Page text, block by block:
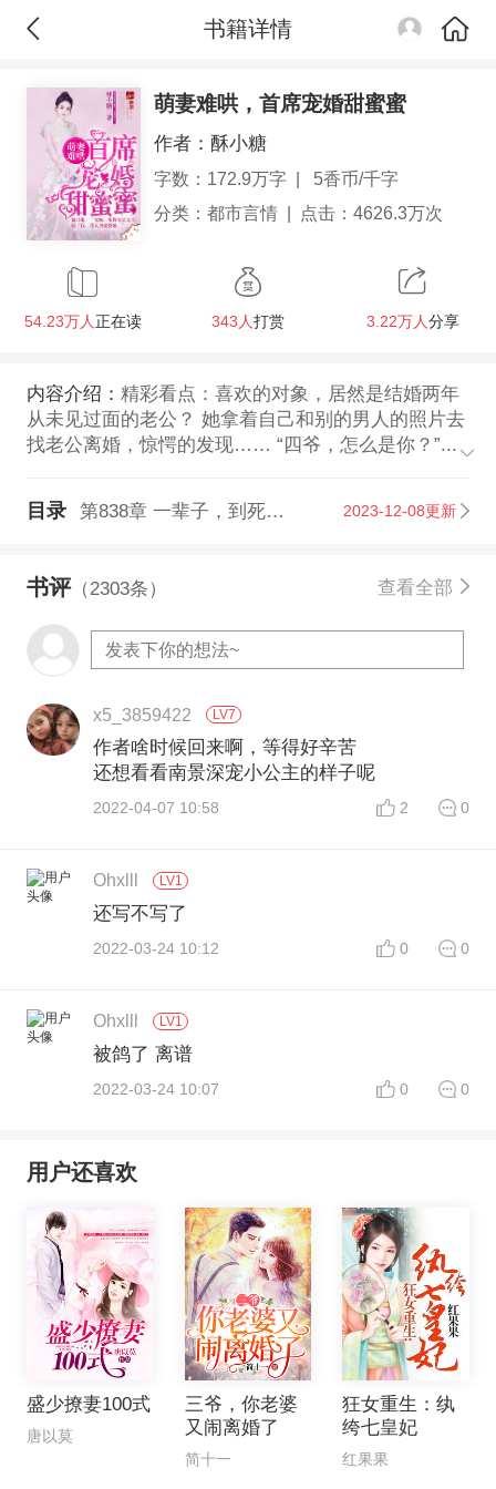
书籍详情
萌妻难哄，首席宠婚甜蜜蜜
作者： 酥小糖
字数：172.9万字
5香币/千字
分类： 都市言情 点击：4626.3万次
54.23万人正在读 343人打赏 3.22万人分享
内容介绍： 精彩看点：喜欢的对象，居然是结婚两年
从未见过面的老公？ 她拿着自己和别的男人的照片去
找老公离婚，惊愕的发现…… “四爷，怎么是你？”...
目录 第838章 一辈子，到死为止 2023-12-08更新
书评（2303条） 查看全部
x5_3859422 LV7
作者啥时候回来啊，等得好辛苦
还想看看南景深宠小公主的样子呢
2022-04-07 10:58 2 0
Ohxlll LV1
还写不写了
2022-03-24 10:12 0 0
Ohxlll LV1
被鸽了 离谱
2022-03-24 10:07 0 0
用户还喜欢
盛少撩妻100式
唐以莫
三爷，你老婆
又闹离婚了
简十一
狂女重生：纨
绔七皇妃
红果果